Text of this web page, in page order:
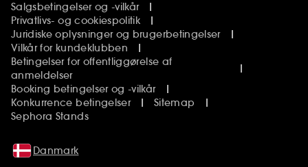
Salgsbetingelser og -vilkår
Privatlivs- og cookiespolitik
Juridiske oplysninger og brugerbetingelser
Vilkår for kundeklubben
Betingelser for offentliggørelse af
anmeldelser
Booking betingelser og -vilkår
Konkurrence betingelser
Sitemap
Sephora Stands
Danmark